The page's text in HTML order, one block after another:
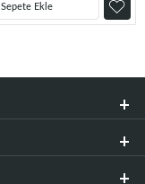
Sepete Ekle